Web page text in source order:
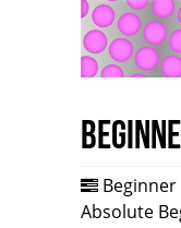
Beginner
Absolute